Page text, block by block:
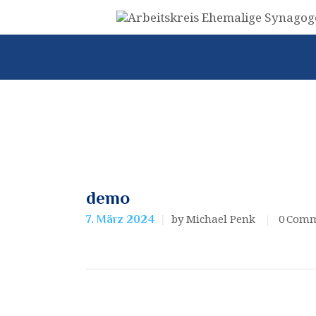
demo
7. März 2024 by Michael Penk 0